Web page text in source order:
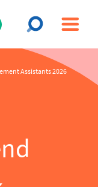
Assistants 2026